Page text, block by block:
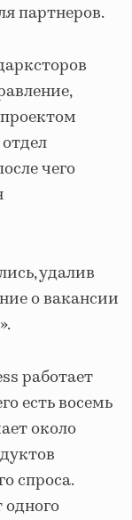
партнеров.
чего
удалив
о вакансии
работает
есть восемь
около
спроса.
одного